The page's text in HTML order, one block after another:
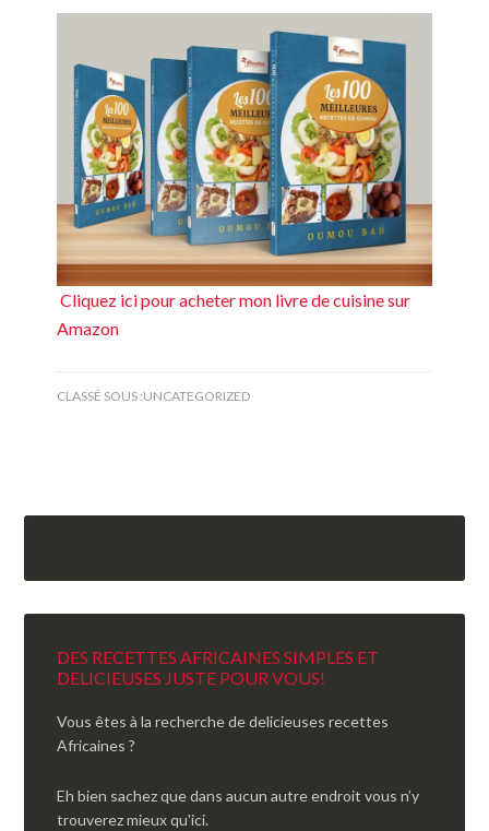
Cliquez ici pour acheter mon livre de cuisine sur
Amazon
CLASSÉ SOUS :UNCATEGORIZED
DES RECETTES AFRICAINES SIMPLES ET
DELICIEUSES JUSTE POUR VOUS!
Vous êtes à la recherche de delicieuses recettes
Africaines ?
Eh bien sachez que dans aucun autre endroit vous n’y
trouverez mieux qu'ici.